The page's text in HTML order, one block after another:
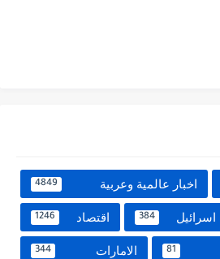
اخبار عالمية وعربية 4849
اسرائيل 384 اقتصاد 1246
81 الامارات 344